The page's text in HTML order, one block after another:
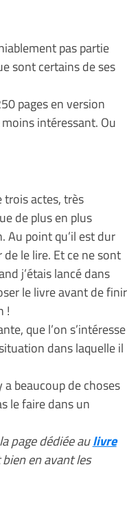
pas partie
sont certains de ses
pages en version
intéressant. Ou
trois actes, très
de plus en plus
point qu’il est dur
le lire. Et ce ne sont
j’étais lancé dans
le livre avant de finir
!
que l’on s’intéresse
dans laquelle il
beaucoup de choses
le faire dans un
page dédiée aulivre
en avant les